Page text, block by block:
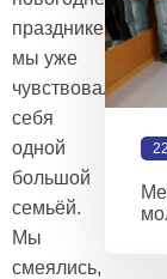
празднике,
мы уже
чувствовали
себя
одной
большой
семьёй.
Мы
смеялись,